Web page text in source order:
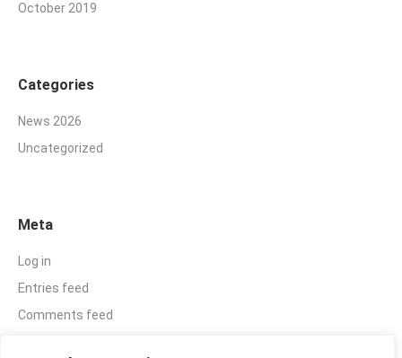
October 2019
Categories
News 2026
Uncategorized
Meta
Log in
Entries feed
Comments feed